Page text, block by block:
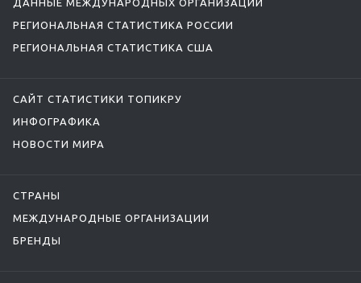
ДАННЫЕ МЕЖДУНАРОДНЫХ ОРГАНИЗАЦИЙ
РЕГИОНАЛЬНАЯ СТАТИСТИКА РОССИИ
РЕГИОНАЛЬНАЯ СТАТИСТИКА США
САЙТ СТАТИСТИКИ ТОПИКРУ
ИНФОГРАФИКА
НОВОСТИ МИРА
СТРАНЫ
МЕЖДУНАРОДНЫЕ ОРГАНИЗАЦИИ
БРЕНДЫ